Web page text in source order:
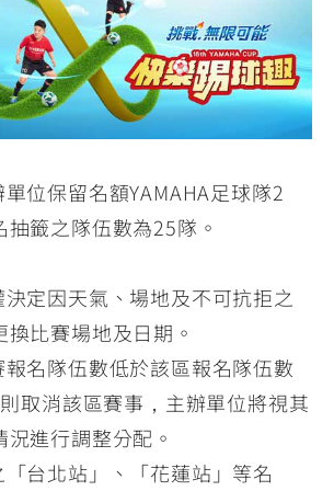
位保留名額YAMAHA足球隊2
籤之隊伍數為25隊。
定因天氣、場地及不可抗拒之
比賽場地及日期。
名隊伍數低於該區報名隊伍數
取消該區賽事，主辦單位將視其
進行調整分配。
台北站」、「花蓮站」等名